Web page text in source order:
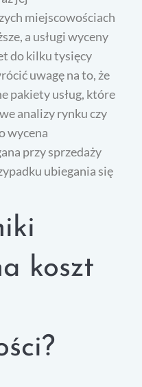
miejscowościach
a usługi wyceny
do kilku tysięcy
uwagę na to, że
pakiety usług, które
analizy rynku czy
wycena
przy sprzedaży
ubiegania się
koszt